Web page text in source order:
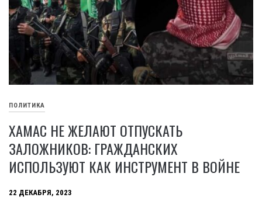
ПОЛИТИКА
ХАМАС НЕ ЖЕЛАЮТ ОТПУСКАТЬ
ЗАЛОЖНИКОВ: ГРАЖДАНСКИХ
ИСПОЛЬЗУЮТ КАК ИНСТРУМЕНТ В ВОЙНЕ
22 ДЕКАБРЯ, 2023